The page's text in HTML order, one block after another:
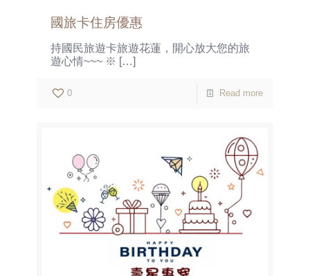
國旅卡住房優惠
持國民旅遊卡旅遊花蓮，開心放大您的旅
遊心情~~~ ※ […]
0 Read more